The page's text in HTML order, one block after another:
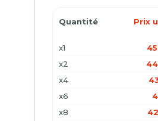
Quantité
Prix
x1
x2
x4
x6
x8